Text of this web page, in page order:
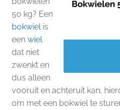
50 kg? Een
bokwielis
een wiel
dat niet
zwenkt en
dus alleen
vooruit en achteruit kan,
om met een bokwiel te